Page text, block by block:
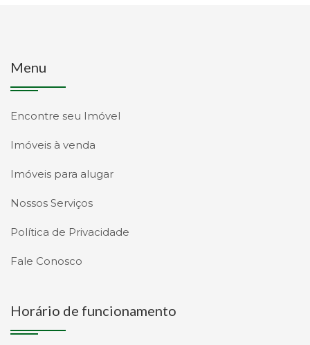
Menu
Encontre seu Imóvel
Imóveis à venda
Imóveis para alugar
Nossos Serviços
Política de Privacidade
Fale Conosco
Horário de funcionamento